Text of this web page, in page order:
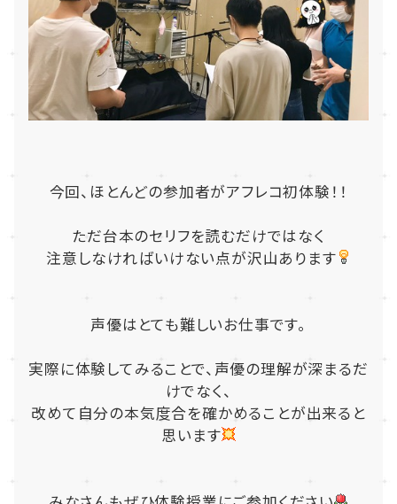
今回、ほとんどの参加者がアフレコ初体験！！
ただ台本のセリフを読むだけではなく
注意しなければいけない点が沢山あります
声優はとても難しいお仕事です。
実際に体験してみることで、声優の理解が深まるだ
けでなく、
改めて自分の本気度合を確かめることが出来ると
思います